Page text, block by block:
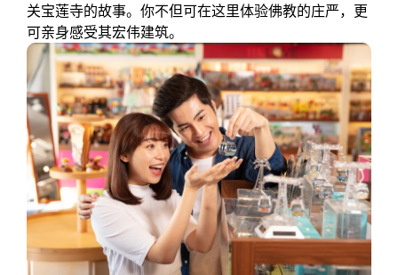
关宝莲寺的故事。你不但可在这里体验佛教的庄严，更
可亲身感受其宏伟建筑。